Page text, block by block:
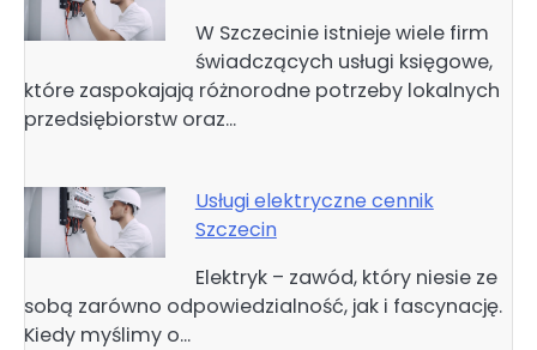
W Szczecinie istnieje wiele firm
świadczących usługi księgowe,
które zaspokajają różnorodne potrzeby lokalnych
przedsiębiorstw oraz…
Usługi elektryczne cennik
Szczecin
Elektryk – zawód, który niesie ze
sobą zarówno odpowiedzialność, jak i fascynację.
Kiedy myślimy o…